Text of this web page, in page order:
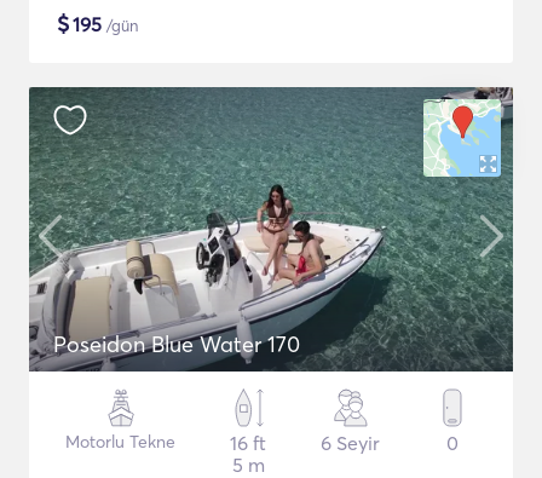
$195 /gün
Poseidon Blue Water 170
Motorlu Tekne
16 ft
5 m
6 Seyir 0